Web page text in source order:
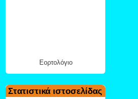
Εορτολόγιο
Στατιστικά ιστοσελίδας